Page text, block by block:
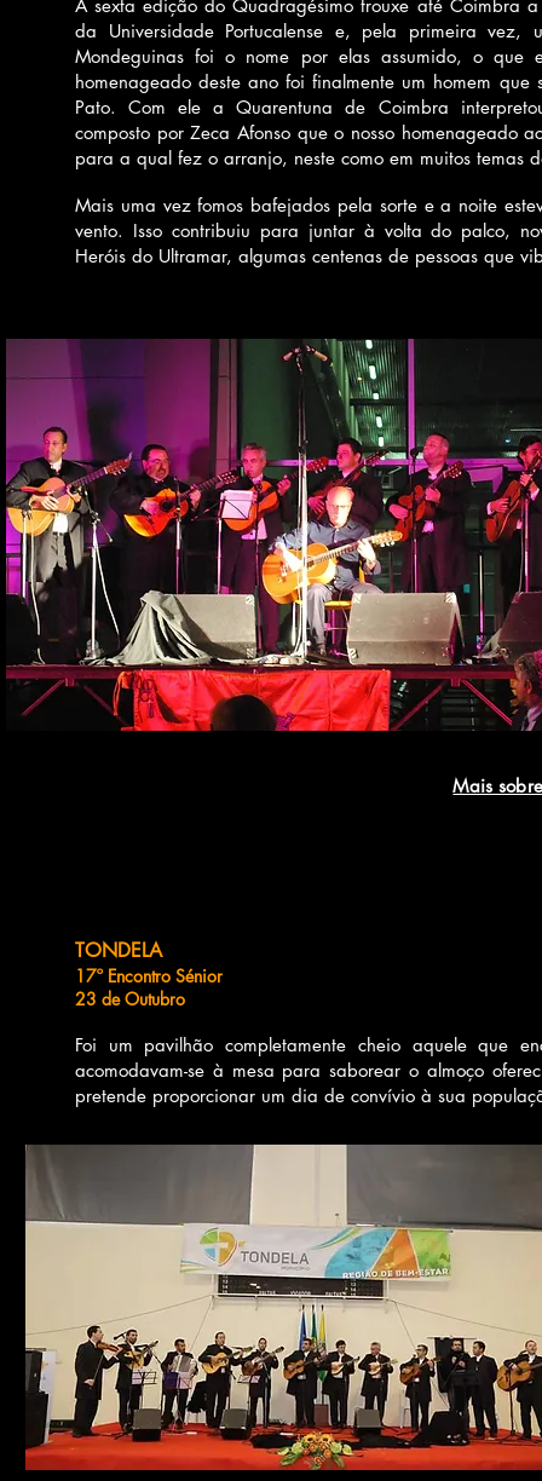
A sexta edição do Quadragésimo trouxe até Coimbra a
da Universidade Portucalense e, pela primeira vez,
Mondeguinas foi o nome por elas assumido, o
homenageado deste ano foi finalmente um homem
Pato. Com ele a Quarentuna de Coimbra
composto por Zeca Afonso que o nosso homenageado
para a qual fez o arranjo, neste como em muitos temas
Mais uma vez fomos bafejados pela sorte e a noite
vento. Isso contribuiu para juntar à volta do palco,
Heróis do Ultramar, algumas centenas de pessoas que
Mais
TONDELA
17º Encontro Sénior
23 de Outubro
Foi um pavilhão completamente cheio aquele que
acomodavam-se à mesa para saborear o almoço
pretende proporcionar um dia de convívio à sua